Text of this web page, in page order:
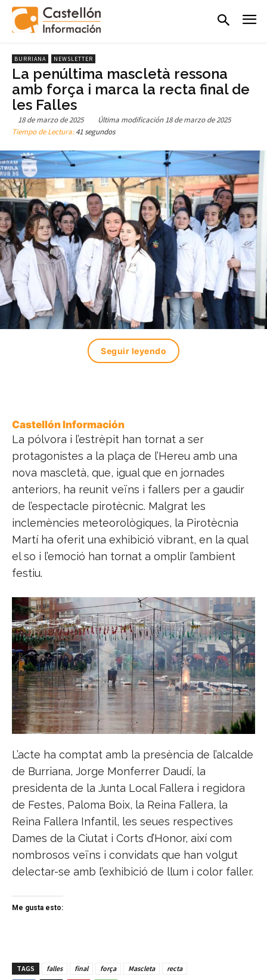
BURRIANA NEWSLETTER
La penúltima mascletà ressona
amb força i marca la recta final de
les Falles
18 de marzo de 2025 Última modificación 18 de marzo de 2025
Tiempo de Lectura:41 segundos
Seguir leyendo
Castellón Información
La pólvora i l’estrèpit han tornat a ser
protagonistes a la plaça de l’Hereu amb una
nova mascletà, que, igual que en jornades
anteriors, ha reunit veïns i fallers per a gaudir
de l’espectacle pirotècnic. Malgrat les
inclemències meteorològiques, la Pirotècnia
Martí ha oferit una exhibició vibrant, en la qual
el so i l’emoció han tornat a omplir l’ambient
festiu.
L’acte ha comptat amb la presència de l’alcalde
de Burriana, Jorge Monferrer Daudí, la
presidenta de la Junta Local Fallera i regidora
de Festes, Paloma Boix, la Reina Fallera, la
Reina Fallera Infantil, les seues respectives
Dames de la Ciutat i Corts d’Honor, així com
nombrosos veïns i convidats que han volgut
delectar-se amb l’exhibició de llum i color faller.
Me gusta esto:
TAGS falles final força Mascleta recta